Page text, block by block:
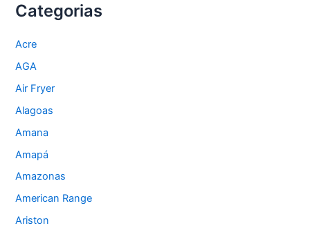
Categorias
Acre
AGA
Air Fryer
Alagoas
Amana
Amapá
Amazonas
American Range
Ariston